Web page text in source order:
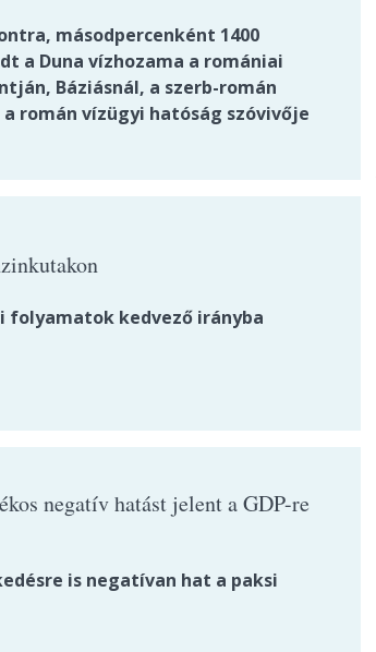
másodpercenként 1400
a Duna vízhozama a romániai
Báziásnál, a szerb-román
román vízügyi hatóság szóvivője
folyamatok kedvező irányba
negatív hatást jelent a GDP-re
is negatívan hat a paksi